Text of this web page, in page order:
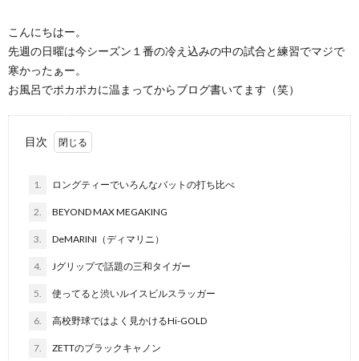
こんにちはー。
先週の日曜は今シーズン１番の冷え込みの中の試合と練習でマジで
寒かったぁー。
お風呂でポカポカに温まってからブログ書いてます（笑）
目次
1. ロングティーでいろんなバットの打ち比べ
2. BEYOND MAX MEGAKING
3. DeMARINI（ディマリニ）
4. Jグリップで話題の三和タイガー
5. 使ってると渋いルイスビルスラッガー
6. 高校野球ではよく見かけるHi-GOLD
7. ZETTのブラックキャノン